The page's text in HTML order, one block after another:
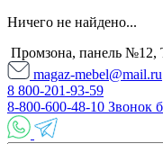
Ничего не найдено...
Промзона, панель
magaz-mebel@mail.ru
8 800-201-93-59
8-800-600-48-10 Звонок